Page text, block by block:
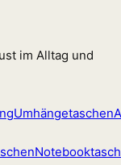
im Alltag und
Umhängetaschen